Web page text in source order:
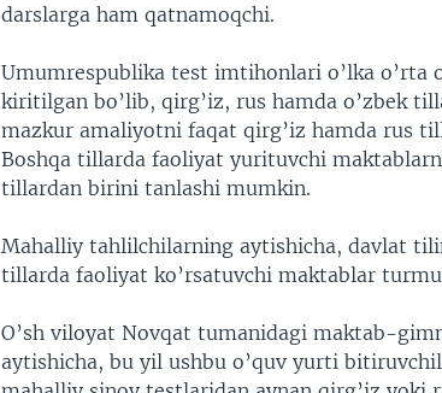
darslarga ham qatnamoqchi.
Umumrespublika test imtihonlari o’lka o’rta
kiritilgan bo’lib, qirg’iz, rus hamda o’zbek
mazkur amaliyotni faqat qirg’iz hamda rus
Boshqa tillarda faoliyat yurituvchi
tillardan birini tanlashi mumkin.
Mahalliy tahlilchilarning aytishicha, davlat
tillarda faoliyat ko’rsatuvchi maktablar
O’sh viloyat Novqat tumanidagi maktab-
aytishicha, bu yil ushbu o’quv yurti